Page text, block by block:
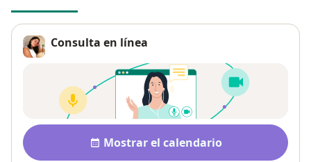
Consulta en línea
Disponibilidad
Mostrar el calendario